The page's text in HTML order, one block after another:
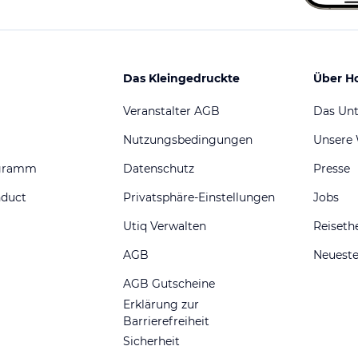
Das Kleingedruckte
Veranstalter AGB
Nutzungsbedingungen
Datenschutz
Privatsphäre-Einstellungen
Utiq Verwalten
AGB
AGB Gutscheine
Erklärung zur
Barrierefreiheit
Sicherheit
Über
Das
Unsere
Presse
Jobs